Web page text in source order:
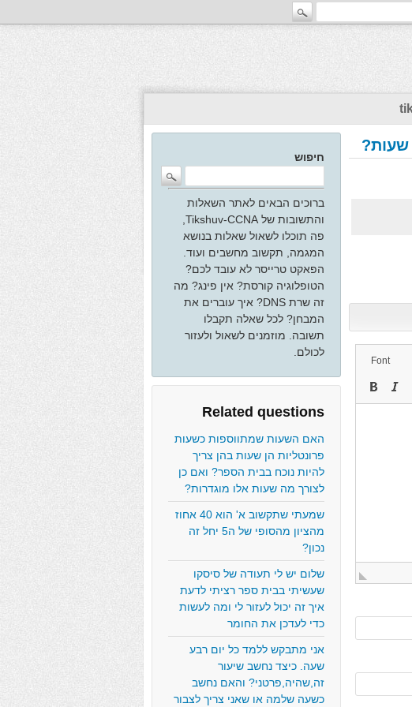
חיפוש
ברוכים הבאים לאתר השאלות
פה תוכלו לשאול שאלות בנושא
המגמה, תקשוב מחשבים ועוד.
הפאקט טרייסר לא עובד לכם?
הטופלוגיה קורסת? אין פינג? מה
זה שרת DNS? איך עוברים את
המבחן? לכל שאלה תקבלו
תשובה. מוזמנים לשאול ולעזור
לכולם.
Related questions
האם השעות שמתווספות כשעות
פרונטליות הן שעות בהן צריך
להיות נוכח בבית הספר? ואם כן
לצורך מה שעות אלו מוגדרות?
שמעתי שתקשוב א' הוא 40 אחוז
מהציון מהסופי של ה5 יחל זה
נכון?
שלום יש לי תעודה של סיסקו
שעשיתי בבית ספר רציתי לדעת
איך זה יכול לעזור לי ומה לעשות
כדי לעדכן את החומר
אני מתבקש ללמד כל יום רבע
שעה. כיצד נחשב שיעור
זה,שהיה,פרטני? והאם נחשב
כשעה שלמה או שאני צריך לצבור
Font